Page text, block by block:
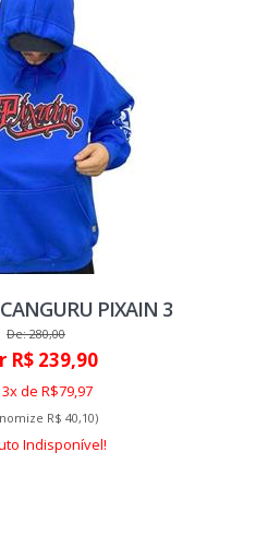
PIXAIN 3
De: 280,00
R$ 239,90
de R$79,97
R$ 40,10)
Indisponível!